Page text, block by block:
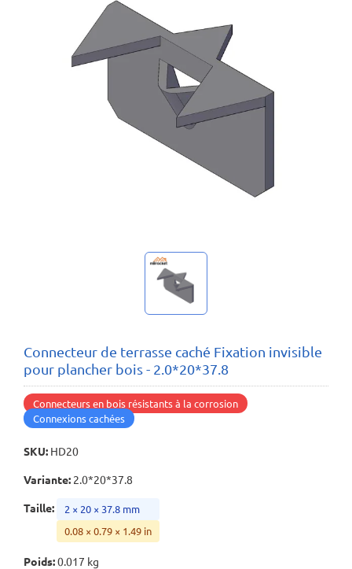
Connecteur de terrasse caché Fixation invisible
pour plancher bois - 2.0*20*37.8
Connecteurs en bois résistants à la corrosion
Connexions cachées
SKU: HD20
Variante: 2.0*20*37.8
Taille:
2 × 20 × 37.8 mm
0.08 × 0.79 × 1.49 in
Poids:0.017 kg